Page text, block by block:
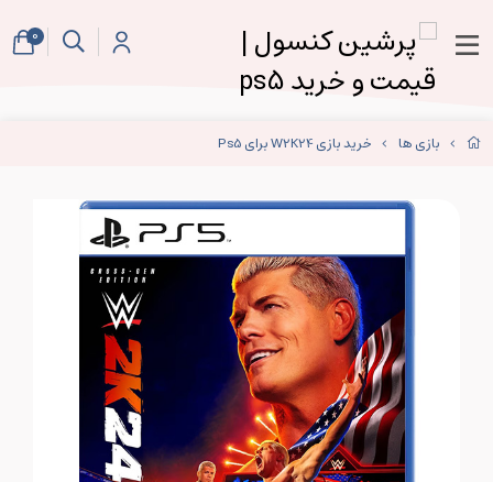
بازی ها خرید بازی W2K24 برای Ps5
0